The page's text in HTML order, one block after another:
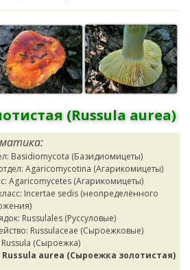
(Russula aurea)
Basidiomycota (Базидиомицеты)
Agaricomycotina (Агарикомицеты)
Agaricomycetes (Агарикомицеты)
Incertae sedis (неопределённого
Russulales (Руссуловые)
Russulaceae (Сыроежковые)
Russula (Сыроежка)
Russula aurea (Сыроежка золотистая)